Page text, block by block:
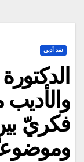
نقد أدبي
فكريّ